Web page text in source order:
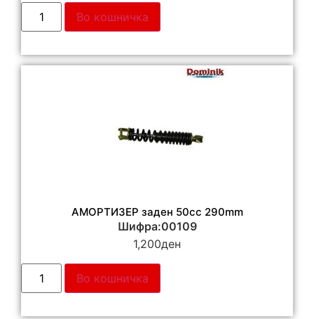
Во кошничка
АМОРТИЗЕР заден 50сс 290mm
Шифра:00109
1,200ден
Во кошничка